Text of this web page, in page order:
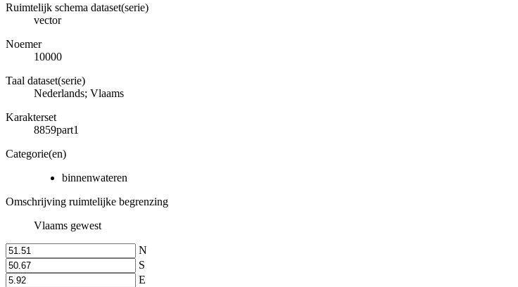
Ruimtelijk schema dataset(serie)
vector
Noemer
10000
Taal dataset(serie)
Nederlands; Vlaams
Karakterset
8859part1
Categorie(en)
binnenwateren
Omschrijving ruimtelijke begrenzing
Vlaams gewest
N
S
E